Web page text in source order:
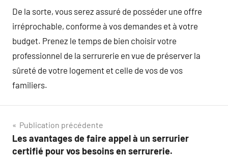
De la sorte, vous serez assuré de posséder une offre
irréprochable, conforme à vos demandes et à votre
budget. Prenez le temps de bien choisir votre
professionnel de la serrurerie en vue de préserver la
sûreté de votre logement et celle de vos de vos
familiers.
Navigation
de
Publication précédente
Les avantages de faire appel à un serrurier
certifié pour vos besoins en serrurerie.